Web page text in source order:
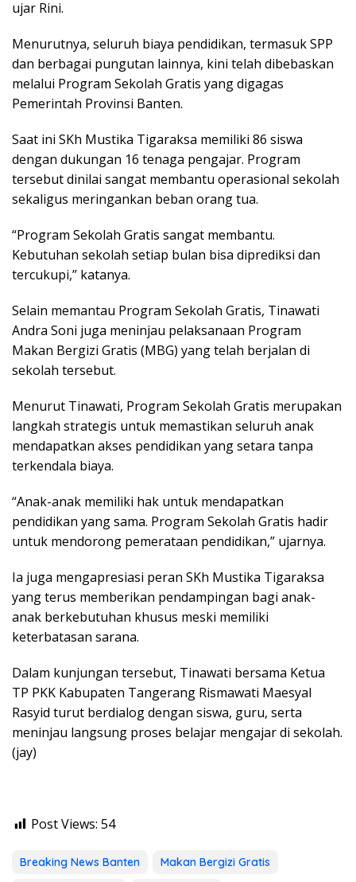
ujar Rini.
Menurutnya, seluruh biaya pendidikan, termasuk SPP
dan berbagai pungutan lainnya, kini telah dibebaskan
melalui Program Sekolah Gratis yang digagas
Pemerintah Provinsi Banten.
Saat ini SKh Mustika Tigaraksa memiliki 86 siswa
dengan dukungan 16 tenaga pengajar. Program
tersebut dinilai sangat membantu operasional sekolah
sekaligus meringankan beban orang tua.
“Program Sekolah Gratis sangat membantu.
Kebutuhan sekolah setiap bulan bisa diprediksi dan
tercukupi,” katanya.
Selain memantau Program Sekolah Gratis, Tinawati
Andra Soni juga meninjau pelaksanaan Program
Makan Bergizi Gratis (MBG) yang telah berjalan di
sekolah tersebut.
Menurut Tinawati, Program Sekolah Gratis merupakan
langkah strategis untuk memastikan seluruh anak
mendapatkan akses pendidikan yang setara tanpa
terkendala biaya.
“Anak-anak memiliki hak untuk mendapatkan
pendidikan yang sama. Program Sekolah Gratis hadir
untuk mendorong pemerataan pendidikan,” ujarnya.
Ia juga mengapresiasi peran SKh Mustika Tigaraksa
yang terus memberikan pendampingan bagi anak-
anak berkebutuhan khusus meski memiliki
keterbatasan sarana.
Dalam kunjungan tersebut, Tinawati bersama Ketua
TP PKK Kabupaten Tangerang Rismawati Maesyal
Rasyid turut berdialog dengan siswa, guru, serta
meninjau langsung proses belajar mengajar di sekolah.
(jay)
Post Views: 54
Breaking News Banten
Makan Bergizi Gratis